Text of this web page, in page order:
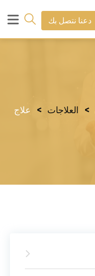
دعنا نتصل بك
> العلاجات >
علاج